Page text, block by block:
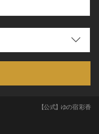
【公式】ゆの宿 彩香